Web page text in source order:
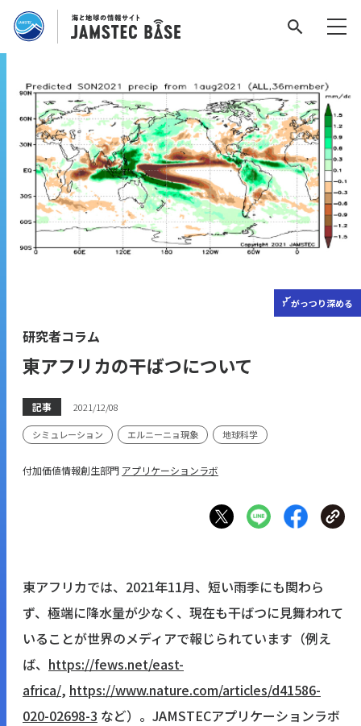
がっつり深める
研究者コラム
東アフリカの干ばつについて
記事 2021/12/08
シミュレーション エルニーニョ現象 地球科学
付加価値情報創生部門 アプリケーションラボ
東アフリカでは、2021年11月、短い雨季にも関わら
ず、極端に降水量が少なく、現在も干ばつに見舞われて
いることが世界のメディアで報じられています（例え
ば、 https://fews.net/east-
africa/, https://www.nature.com/articles/d41586-
020-02698-3 など）。JAMSTECアプリケーションラボ